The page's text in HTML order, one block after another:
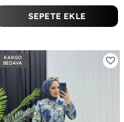
SEPETE EKLE
KARGO
BEDAVA